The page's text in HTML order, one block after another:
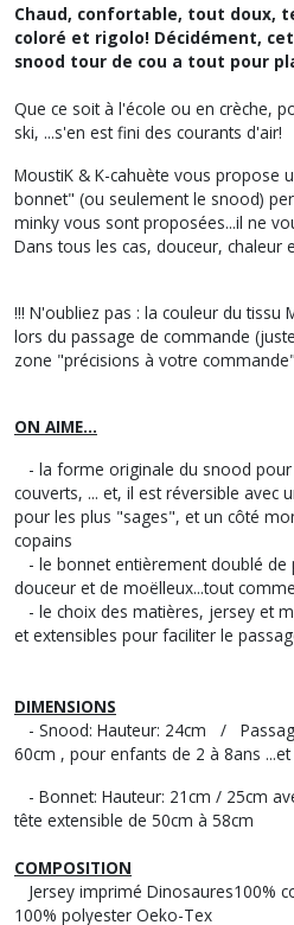
Chaud, confortable, tout doux,
coloré et rigolo! Décidément,
snood tour de cou a tout pour
Que ce soit à l'école ou en crèche,
ski, ...s'en est fini des courants d'air!
MoustiK & K-cahuète vous propose
bonnet" (ou seulement le snood)
minky vous sont proposées...il ne
Dans tous les cas, douceur, chaleur
!!! N'oubliez pas : la couleur du tissu
lors du passage de commande
zone "précisions à votre
ON AIME...
- la forme originale du snood
couverts, ... et, il est réversible avec
pour les plus "sages", et un côté
copains
- le bonnet entièrement doublé de
douceur et de moëlleux...tout
- le choix des matières, jersey et
et extensibles pour faciliter le
DIMENSIONS
- Snood: Hauteur: 24cm /
60cm , pour enfants de 2 à 8ans
- Bonnet: Hauteur: 21cm / 25cm
tête extensible de 50cm à 58cm
COMPOSITION
Jersey imprimé Dinosaures100%
100% polyester Oeko-Tex